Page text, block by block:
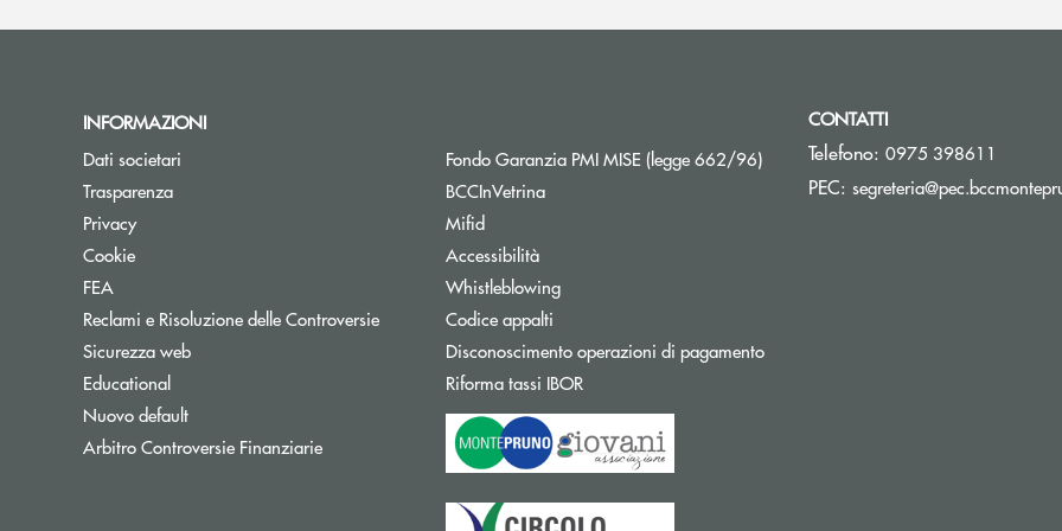
INFORMAZIONI
Dati societari
Trasparenza
Privacy
Cookie
FEA
Reclami e Risoluzione delle Controversie
Sicurezza web
Educational
Nuovo default
Arbitro Controversie FinanziarieApre una nuova finestra
Fondo Garanzia PMI MISE (legge 662/96)Apre una nuova finestra
BCCInVetrina
Mifid
Accessibilità
Whistleblowing
Codice appalti
Disconoscimento operazioni di pagamento
Riforma tassi IBORApre una nuova finestra
CONTATTI
Telefono: 0975 398611
PEC: